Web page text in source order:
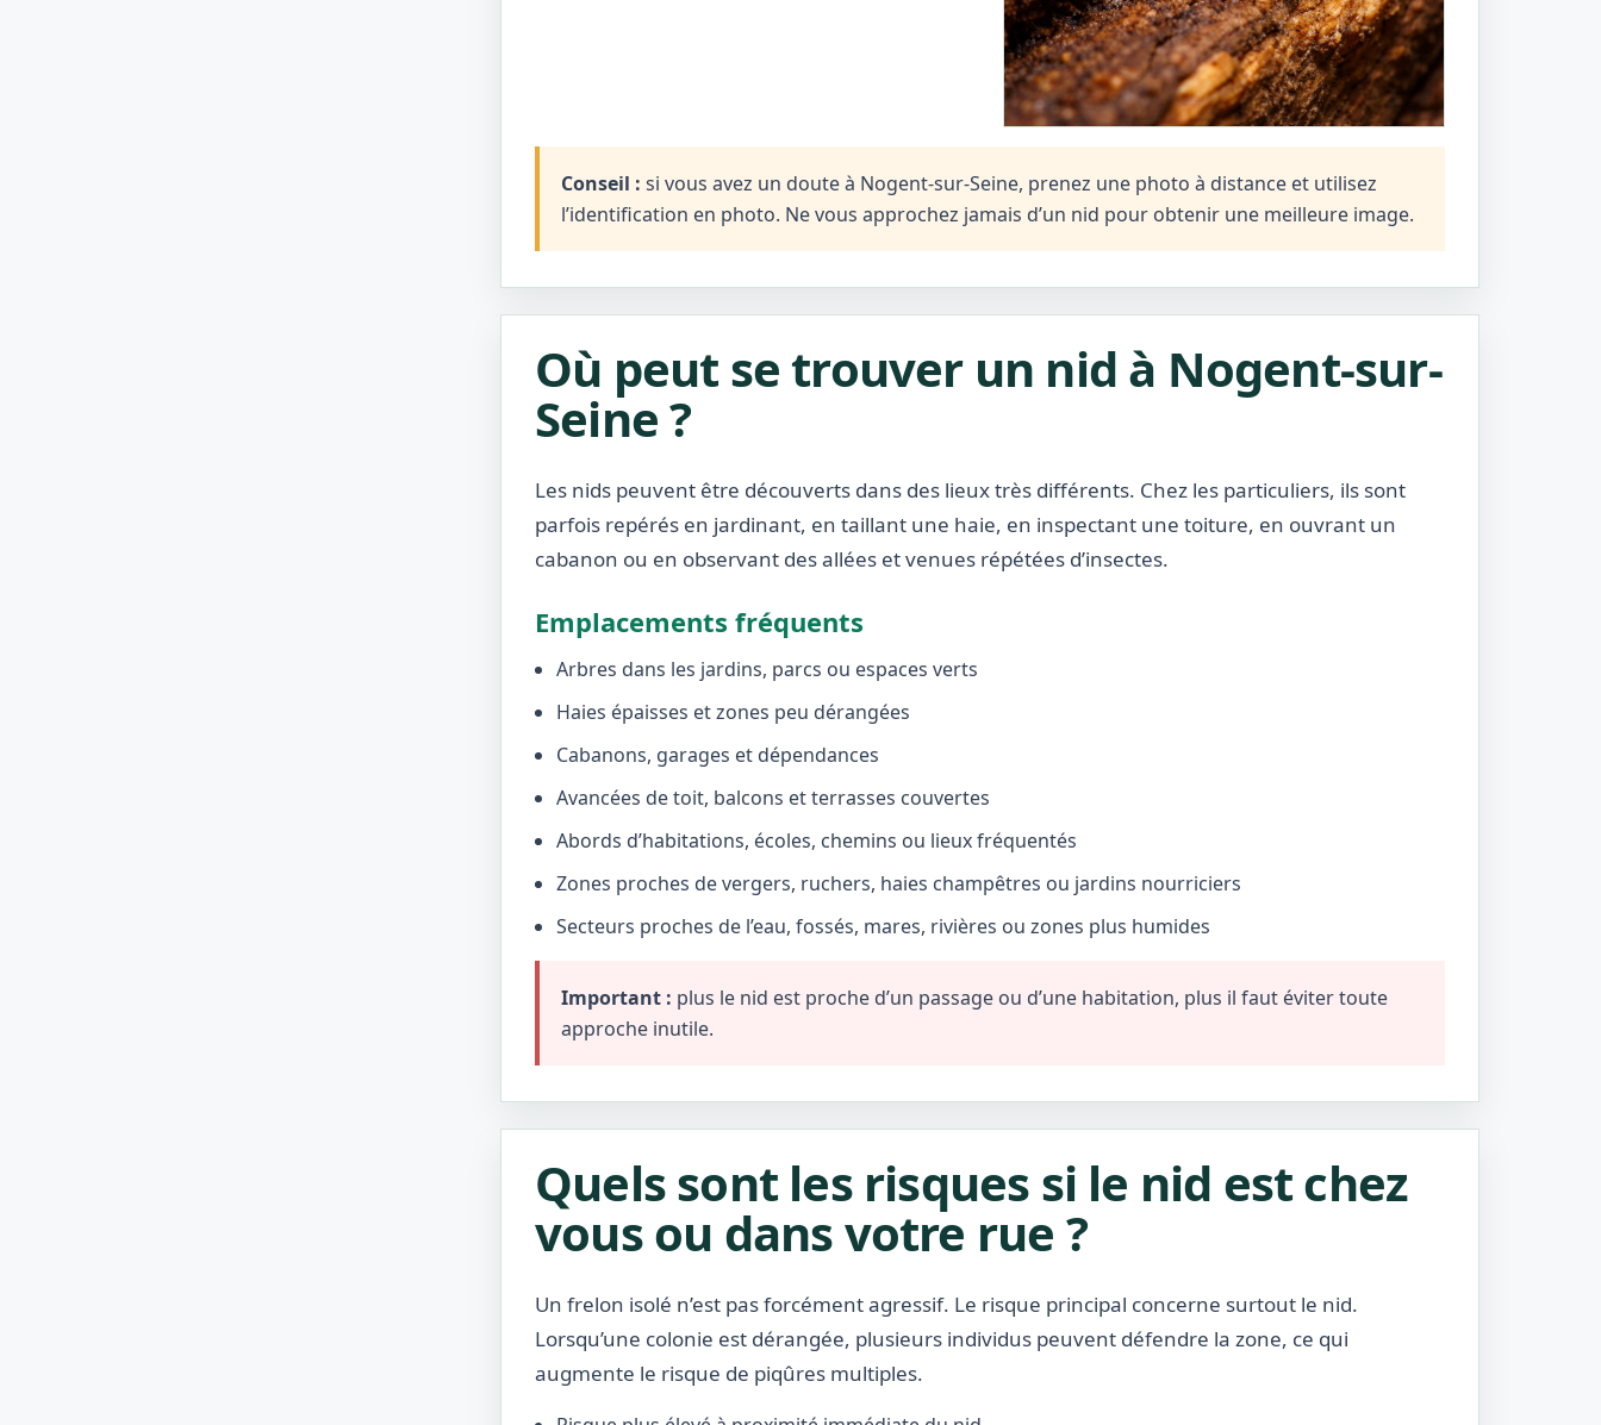
Conseil : si vous avez un doute à Nogent-sur-Seine, prenez une photo à distance et utilisez
l’identification en photo. Ne vous approchez jamais d’un nid pour obtenir une meilleure image.
Où peut se trouver un nid à Nogent-sur-
Seine ?
Les nids peuvent être découverts dans des lieux très différents. Chez les particuliers, ils sont
parfois repérés en jardinant, en taillant une haie, en inspectant une toiture, en ouvrant un
cabanon ou en observant des allées et venues répétées d’insectes.
Emplacements fréquents
Arbres dans les jardins, parcs ou espaces verts
Haies épaisses et zones peu dérangées
Cabanons, garages et dépendances
Avancées de toit, balcons et terrasses couvertes
Abords d’habitations, écoles, chemins ou lieux fréquentés
Zones proches de vergers, ruchers, haies champêtres ou jardins nourriciers
Secteurs proches de l’eau, fossés, mares, rivières ou zones plus humides
Important : plus le nid est proche d’un passage ou d’une habitation, plus il faut éviter toute
approche inutile.
Quels sont les risques si le nid est chez
vous ou dans votre rue ?
Un frelon isolé n’est pas forcément agressif. Le risque principal concerne surtout le nid.
Lorsqu’une colonie est dérangée, plusieurs individus peuvent défendre la zone, ce qui
augmente le risque de piqûres multiples.